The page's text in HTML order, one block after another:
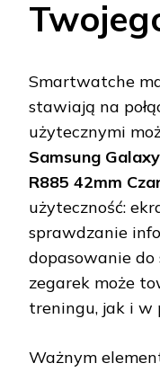
Smartwatche
stawiają na
użytecznymi
Samsung
R885 42mm
użyteczność:
sprawdzanie
dopasowanie
zegarek może
treningu, jak i w
Ważnym